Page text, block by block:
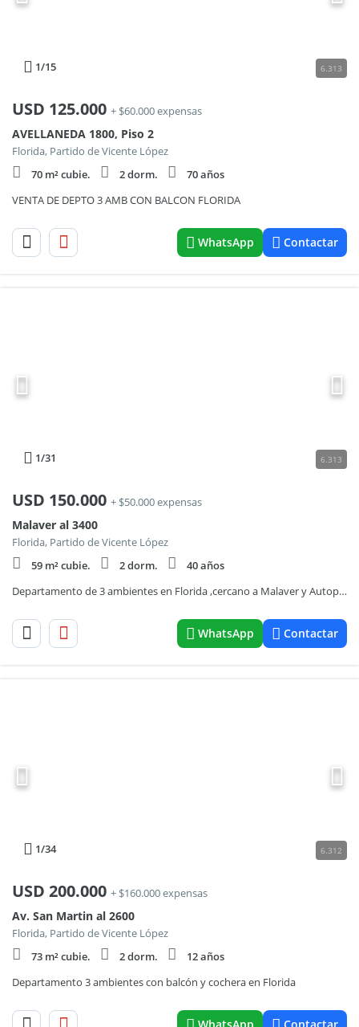
1/15 6.313
USD 125.000 + $60.000 expensas
AVELLANEDA 1800, Piso 2
Florida, Partido de Vicente López
70 m² cubie.
2 dorm.
70 años
VENTA DE DEPTO 3 AMB CON BALCON FLORIDA
WhatsApp Contactar
1/31 6.313
USD 150.000 + $50.000 expensas
Malaver al 3400
Florida, Partido de Vicente López
59 m² cubie.
2 dorm.
40 años
Departamento de 3 ambientes en Florida ,cercano a Malaver y Autopista Panamericana
WhatsApp Contactar
1/34 6.312
USD 200.000 + $160.000 expensas
Av. San Martin al 2600
Florida, Partido de Vicente López
73 m² cubie.
2 dorm.
12 años
Departamento 3 ambientes con balcón y cochera en Florida